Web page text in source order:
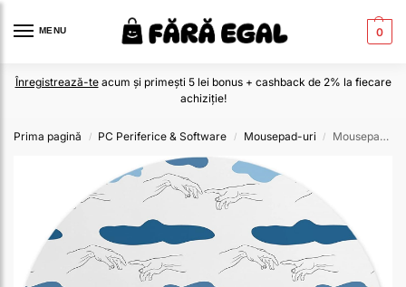
MENU 0
Înregistrează-teacum și primești 5 lei bonus + cashback de 2% la fiecare
achiziție!
Prima pagină / PC Periferice & Software / Mousepad-uri / Mousepad 22 Cm